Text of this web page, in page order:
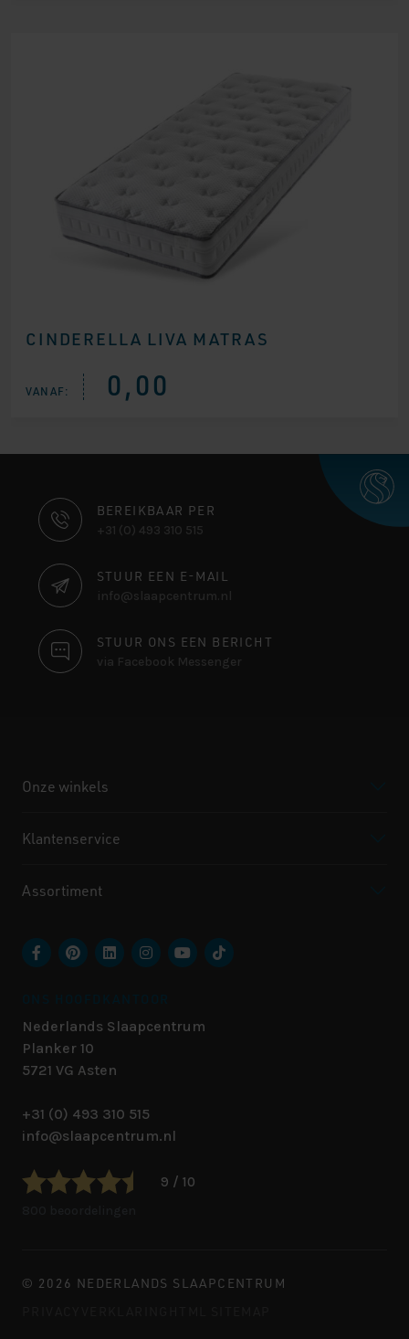
CINDERELLA LIVA MATRAS
VANAF: 0,00
CONTACT
INFORMATIE
BEREIKBAAR PER
+31 (0) 493 310 515
STUUR EEN E-MAIL
info@slaapcentrum.nl
STUUR ONS EEN BERICHT
via Facebook Messenger
Onze winkels
Klantenservice
Assortiment
Nederlands Slaapcentrum
Planker 10
5721 VG Asten
+31 (0) 493 310 515
info@slaapcentrum.nl
9 / 10
© 2026 NEDERLANDS SLAAPCENTRUM